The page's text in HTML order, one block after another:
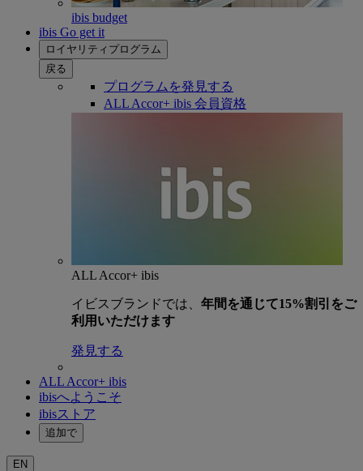
ibis budget
ibis Go get it
ロイヤリティプログラム
戻る
プログラムを発見する
ALL Accor+ ibis 会員資格
ALL Accor+ ibis
イビスブランドでは、 年間を通じて15%割引をご
利用いただけます
発見する
ALL Accor+ ibis
ibisへようこそ
ibisストア
追加で
EN